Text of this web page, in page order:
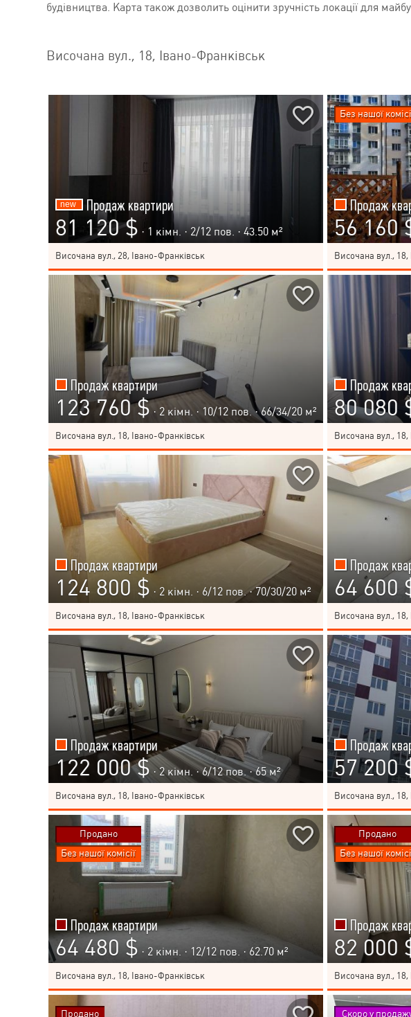
будівництва. Карта також дозволить оцінити зручність локації для
Височана вул., 18, Івано-Франківськ
Продаж квартири
81 120 $ · 1 кімн. · 2/12 пов. · 43.50 м²
Височана вул., 28, Івано-Франківськ
Продаж
56 160
Височана вул.,
Без нашої
Продаж квартири
123 760 $ · 2 кімн. · 10/12 пов. · 66/34/20 м²
Височана вул., 18, Івано-Франківськ
Продаж
80 080
Височана вул.,
Продаж квартири
124 800 $ · 2 кімн. · 6/12 пов. · 70/30/20 м²
Височана вул., 18, Івано-Франківськ
Продаж
64 600
Височана вул.,
Продаж квартири
122 000 $ · 2 кімн. ·6/12пов. · 65 м²
Височана вул., 18, Івано-Франківськ
Продаж
57 200
Височана вул.,
Продаж квартири
64 480 $ · 2 кімн. · 12/12 пов. · 62.70 м²
Височана вул., 18, Івано-Франківськ
Продано
Без нашої комісії
Продаж
82 000
Височана вул.,
Продано
Без нашої
Продано
Скоро у